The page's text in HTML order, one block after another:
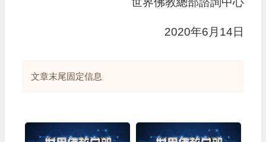
2020年6月14日
文章末尾固定信息